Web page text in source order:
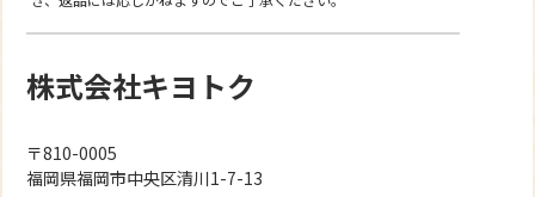
株式会社キヨトク
〒810-0005
福岡県福岡市中央区清川1-7-13